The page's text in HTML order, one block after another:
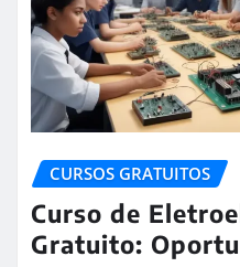
CURSOS GRATUITOS
Curso de
Gratuito: